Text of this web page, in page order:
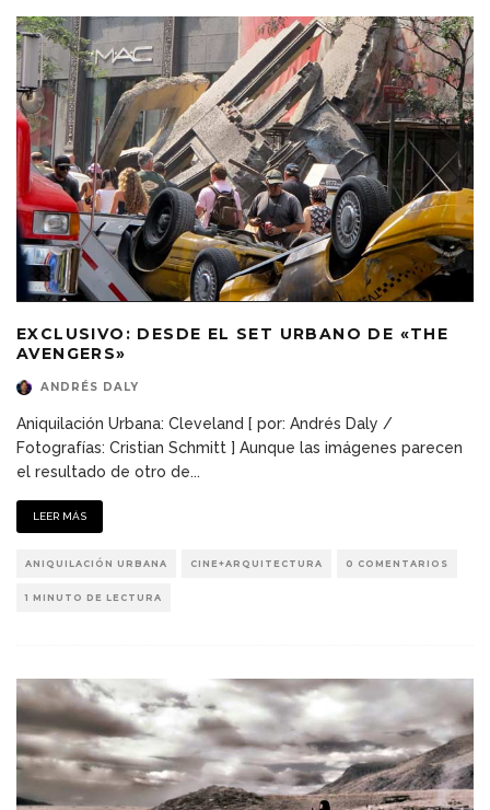
EXCLUSIVO: DESDE EL SET URBANO DE «THE
AVENGERS»
ANDRÉS DALY
Aniquilación Urbana: Cleveland [ por: Andrés Daly /
Fotografías: Cristian Schmitt ] Aunque las imágenes parecen
el resultado de otro de...
LEER MÁS
ANIQUILACIÓN URBANA CINE+ARQUITECTURA 0 COMENTARIOS
1 MINUTO DE LECTURA